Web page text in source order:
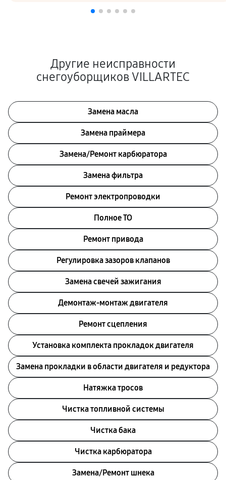
Другие неисправности
снегоуборщиков VILLARTEC
Замена масла
Замена праймера
Замена/Pемонт карбюратора
Замена фильтра
Ремонт электропроводки
Полное ТО
Ремонт привода
Регулировка зазоров клапанов
Замена свечей зажигания
Демонтаж-монтаж двигателя
Ремонт сцепления
Установка комплекта прокладок двигателя
Замена прокладки в области двигателя и редуктора
Натяжка тросов
Чистка топливной системы
Чистка бака
Чистка карбюратора
Замена/Pемонт шнека